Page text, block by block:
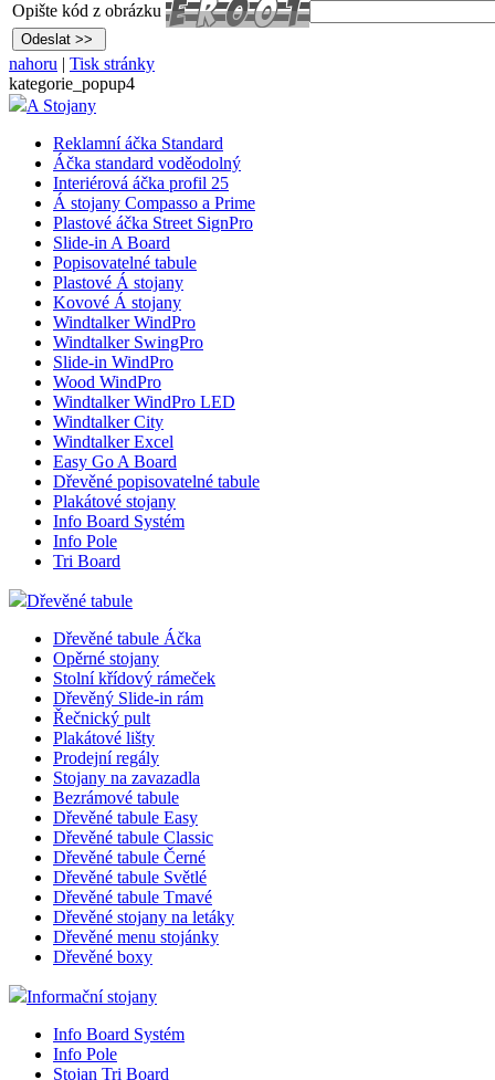
Opište kód z obrázku
nahoru | Tisk stránky
kategorie_popup4
A Stojany
Reklamní áčka Standard
Áčka standard voděodolný
Interiérová áčka profil 25
Á stojany Compasso a Prime
Plastové áčka Street SignPro
Slide-in A Board
Popisovatelné tabule
Plastové Á stojany
Kovové Á stojany
Windtalker WindPro
Windtalker SwingPro
Slide-in WindPro
Wood WindPro
Windtalker WindPro LED
Windtalker City
Windtalker Excel
Easy Go A Board
Dřevěné popisovatelné tabule
Plakátové stojany
Info Board Systém
Info Pole
Tri Board
Dřevěné tabule
Dřevěné tabule Áčka
Opěrné stojany
Stolní křídový rámeček
Dřevěný Slide-in rám
Řečnický pult
Plakátové lišty
Prodejní regály
Stojany na zavazadla
Bezrámové tabule
Dřevěné tabule Easy
Dřevěné tabule Classic
Dřevěné tabule Černé
Dřevěné tabule Světlé
Dřevěné tabule Tmavé
Dřevěné stojany na letáky
Dřevěné menu stojánky
Dřevěné boxy
Informační stojany
Info Board Systém
Info Pole
Stojan Tri Board